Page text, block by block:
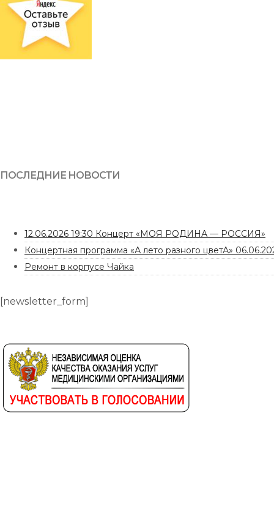
ПОСЛЕДНИЕ НОВОСТИ
12.06.2026 19:30 Концерт «МОЯ РОДИНА — РОССИЯ»
Концертная программа «А лето разного цветА»
Ремонт в корпусе Чайка
[newsletter_form]